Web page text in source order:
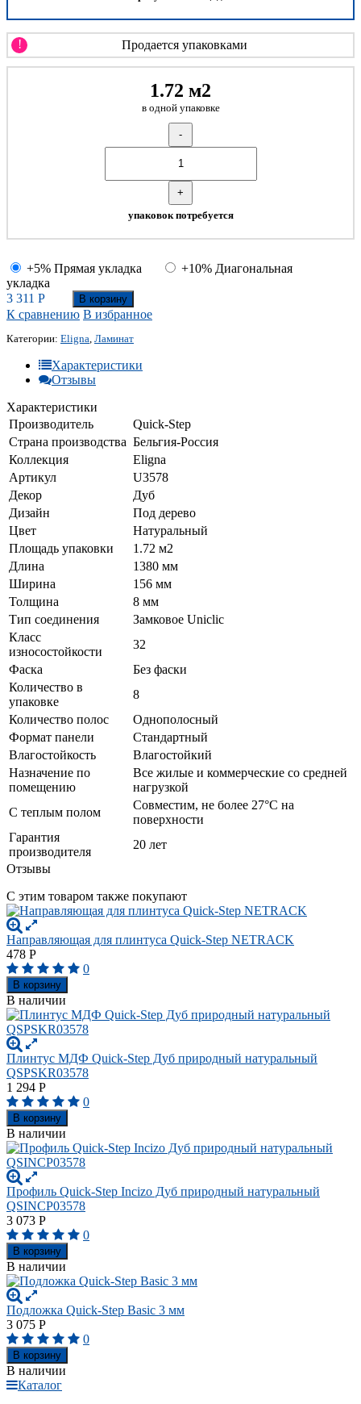
! Продается упаковками
1.72 м2
в одной упаковке
-
+
упаковок потребуется
+5% Прямая укладка
+10% Диагональная
укладка
3 311 Р В корзину
К сравнению В избранное
Категории: Eligna Ламинат
Характеристики
Отзывы
Характеристики
Производитель
Quick-Step
Страна производства Бельгия-Россия
Коллекция
Eligna
Артикул
U3578
Декор
Дуб
Дизайн
Под дерево
Цвет
Натуральный
Площадь упаковки
1.72 м2
Длина
1380 мм
Ширина
156 мм
Толщина
8 мм
Тип соединения
Замковое Uniclic
Класс
износостойкости
32
Фаска
Без фаски
Количество в
упаковке
8
Количество полос
Однополосный
Формат панели
Стандартный
Влагостойкость
Влагостойкий
Назначение по
помещению
Все жилые и коммерческие со средней
нагрузкой
С теплым полом
Совместим, не более 27°C на
поверхности
Гарантия
производителя
20 лет
Отзывы
С этим товаром также покупают
Направляющая для плинтуса Quick-Step NETRACK
478 Р
0
В корзину
В наличии
Плинтус МДФ Quick-Step Дуб природный натуральный
QSPSKR03578
1 294 Р
0
В корзину
В наличии
Профиль Quick-Step Incizo Дуб природный натуральный
QSINCP03578
3 073 Р
0
В корзину
В наличии
Подложка Quick-Step Basic 3 мм
3 075 Р
0
В корзину
В наличии
Каталог